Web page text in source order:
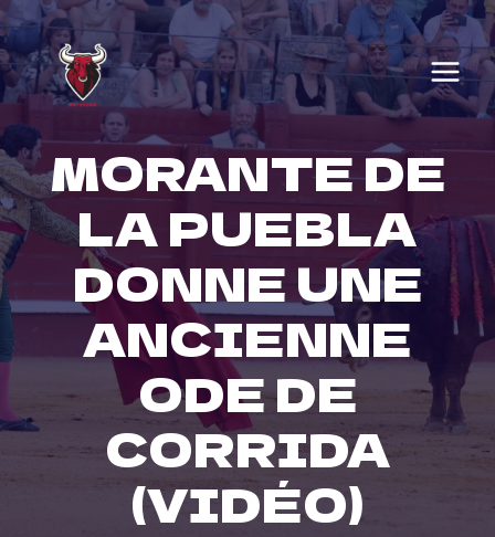
Skip
to
content
MORANTE DE
LA PUEBLA
DONNE UNE
ANCIENNE
ODE DE
CORRIDA
(VIDÉO)